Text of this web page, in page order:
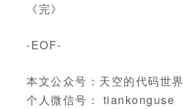
《完》
-EOF-
本文公众号：天空的代码世界
个人微信号： tiankonguse